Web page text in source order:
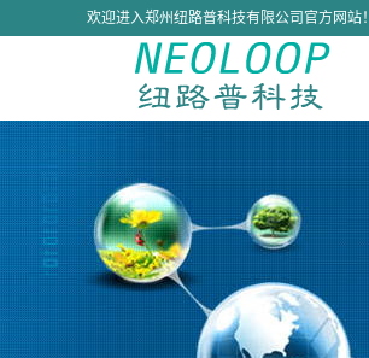
欢迎进入郑州纽路普科技有限公司官方网站！